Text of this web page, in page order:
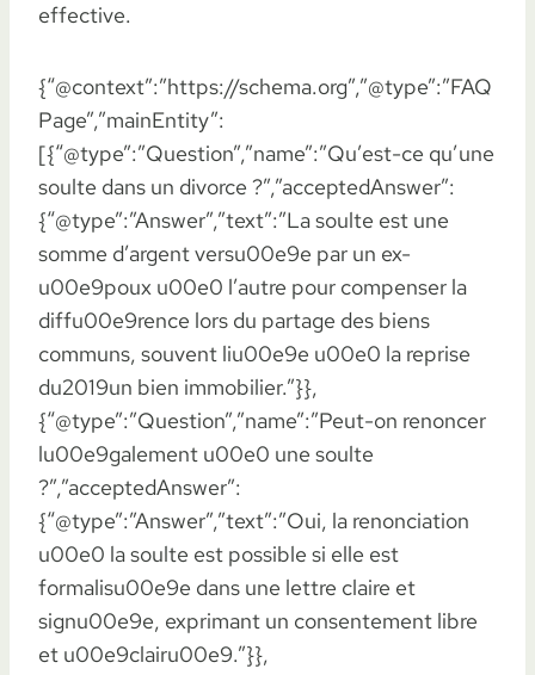
effective.
{“@context”:”https://schema.org”,”@type”:”FAQ
Page”,”mainEntity”:
[{“@type”:”Question”,”name”:”Qu’est-ce qu’une
soulte dans un divorce ?”,”acceptedAnswer”:
{“@type”:”Answer”,”text”:”La soulte est une
somme d’argent versu00e9e par un ex-
u00e9poux u00e0 l’autre pour compenser la
diffu00e9rence lors du partage des biens
communs, souvent liu00e9e u00e0 la reprise
du2019un bien immobilier.”}},
{“@type”:”Question”,”name”:”Peut-on renoncer
lu00e9galement u00e0 une soulte
?”,”acceptedAnswer”:
{“@type”:”Answer”,”text”:”Oui, la renonciation
u00e0 la soulte est possible si elle est
formalisu00e9e dans une lettre claire et
signu00e9e, exprimant un consentement libre
et u00e9clairu00e9.”}},